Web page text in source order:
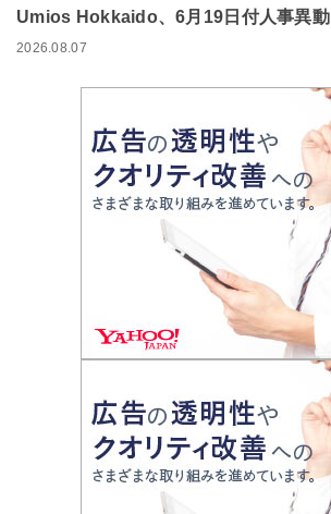
Umios Hokkaido、6月19日付人事異動
2026.08.07